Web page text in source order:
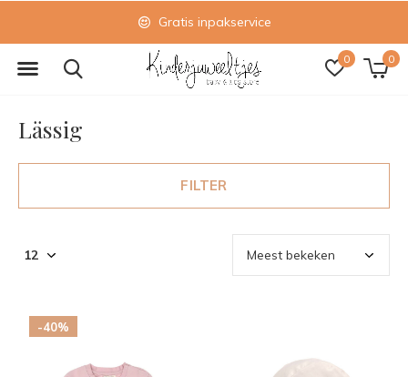
0 0
Gratis inpakservice
Lässig
FILTER
-40%